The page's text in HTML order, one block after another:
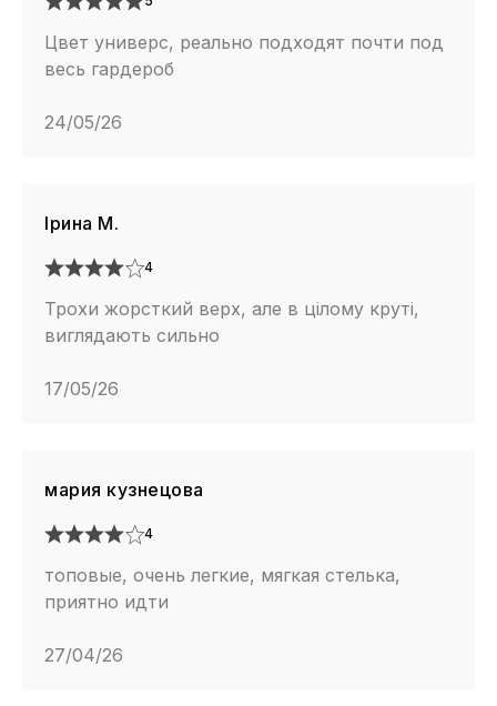
Цвет универс, реально подходят почти под
весь гардероб
24/05/26
Ірина М.
4
Трохи жорсткий верх, але в цілому круті,
виглядають сильно
17/05/26
мария кузнецова
4
топовые, очень легкие, мягкая стелька,
приятно идти
27/04/26